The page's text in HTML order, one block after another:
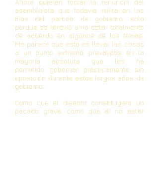
Ahora quieren forzar la renuncia del
asambleísta que todavía milita en las
filas del partido de gobierno, solo
porque se atrevió a no estar totalmente
de acuerdo en algunos de los temas.
Me parece que esto es llevar las cosas
a un punto extremo, prevalidos en la
mayoría absoluta que les ha
permitido gobernar prácticamente sin
oposición durante estos largos años de
gobierno.
Como que el disentir constituyera un
pecado grave, como que el no estar